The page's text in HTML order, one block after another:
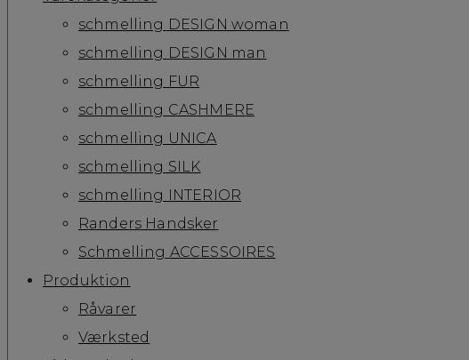
schmelling DESIGN woman
schmelling DESIGN man
schmelling FUR
schmelling CASHMERE
schmelling UNICA
schmelling SILK
schmelling INTERIOR
Randers Handsker
Schmelling ACCESSOIRES
Produktion
Råvarer
Værksted